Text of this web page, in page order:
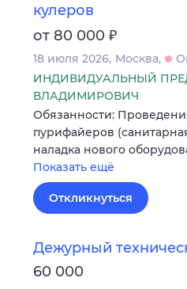
кулеров
от 80 000 ₽
18 июля 2026 Москва
ИНДИВИДУАЛЬНЫЙ
ВЛАДИМИРОВИЧ
Обязанности:
пурифайеров
наладка нового
Показать ещё
Откликнуться
Дежурный
60 000